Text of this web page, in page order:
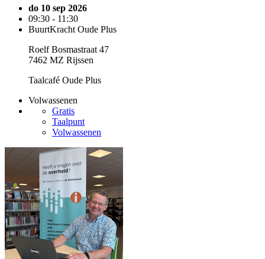
do 10 sep 2026
09:30 - 11:30
BuurtKracht Oude Plus
Roelf Bosmastraat 47
7462 MZ Rijssen
Taalcafé Oude Plus
Volwassenen
Gratis
Taalpunt
Volwassenen